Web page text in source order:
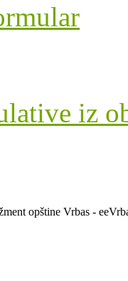
iz
opštine Vrbas -